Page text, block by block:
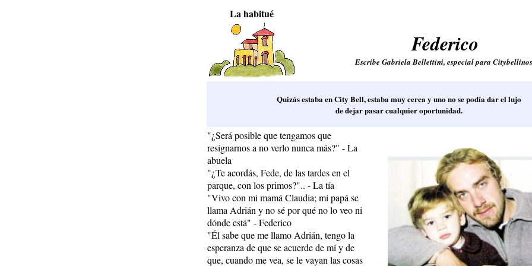
La habitué
Federico
Escribe Gabriela Bellettini, especial para
Quizás estaba en City Bell, estaba muy cerca y uno no se podía dar el lujo
de dejar pasar cualquier oportunidad.
"¿Será posible que tengamos que
resignarnos a no verlo nunca más?" - La
abuela
"¿Te acordás, Fede, de las tardes en el
parque, con los primos?".. - La tía
"Vivo con mi mamá Claudia; mi papá se
llama Adrián y no sé por qué no lo veo ni
dónde está" - Federico
"Él sabe que me llamo Adrián, tengo la
esperanza de que se acuerde de mí y de
que, cuando me vea, se le vayan las cosas